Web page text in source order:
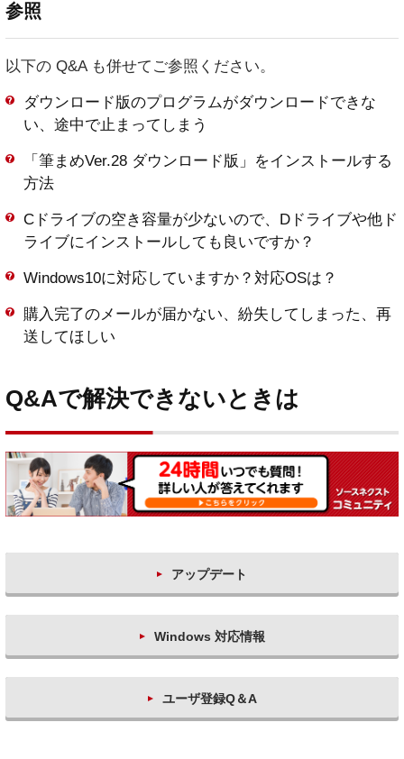
参照
以下の Q&A も併せてご参照ください。
ダウンロード版のプログラムがダウンロードできな
い、途中で止まってしまう
「筆まめVer.28 ダウンロード版」をインストールする
方法
Cドライブの空き容量が少ないので、Dドライブや他ド
ライブにインストールしても良いですか？
Windows10に対応していますか？対応OSは？
購入完了のメールが届かない、紛失してしまった、再
送してほしい
Q&Aで解決できないときは
アップデート
Windows 対応情報
ユーザ登録Q＆A